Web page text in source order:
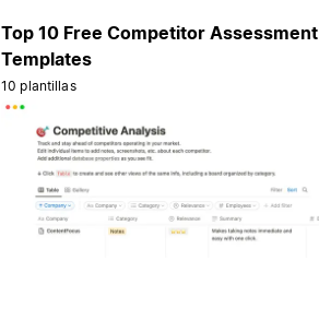
Top 10 Free Competitor Assessment
Templates
10 plantillas